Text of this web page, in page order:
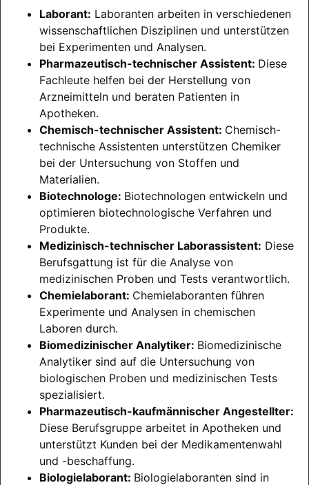
Laborant: Laboranten arbeiten in verschiedenen
wissenschaftlichen Disziplinen und unterstützen
bei Experimenten und Analysen.
Pharmazeutisch-technischer Assistent: Diese
Fachleute helfen bei der Herstellung von
Arzneimitteln und beraten Patienten in
Apotheken.
Chemisch-technischer Assistent: Chemisch-
technische Assistenten unterstützen Chemiker
bei der Untersuchung von Stoffen und
Materialien.
Biotechnologe: Biotechnologen entwickeln und
optimieren biotechnologische Verfahren und
Produkte.
Medizinisch-technischer Laborassistent: Diese
Berufsgattung ist für die Analyse von
medizinischen Proben und Tests verantwortlich.
Chemielaborant: Chemielaboranten führen
Experimente und Analysen in chemischen
Laboren durch.
Biomedizinischer Analytiker: Biomedizinische
Analytiker sind auf die Untersuchung von
biologischen Proben und medizinischen Tests
spezialisiert.
Pharmazeutisch-kaufmännischer Angestellter:
Diese Berufsgruppe arbeitet in Apotheken und
unterstützt Kunden bei der Medikamentenwahl
und -beschaffung.
Biologielaborant: Biologielaboranten sind in